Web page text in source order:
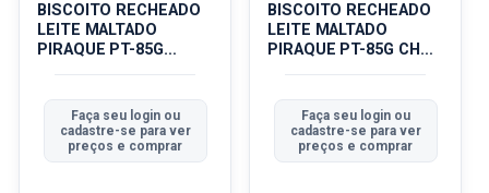
BISCOITO RECHEADO
LEITE MALTADO
PIRAQUE PT-85G
Faça seu login ou
cadastre-se para ver
preços e comprar
BISCOITO RECHEADO
LEITE MALTADO
PIRAQUE PT-85G CHOC
Faça seu login ou
cadastre-se para ver
preços e comprar